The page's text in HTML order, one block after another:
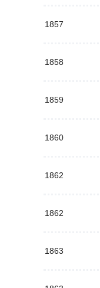
1857
1858
1859
1860
1862
1862
1863